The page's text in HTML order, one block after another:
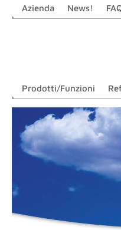
Azienda News!
Prodotti/Funzioni